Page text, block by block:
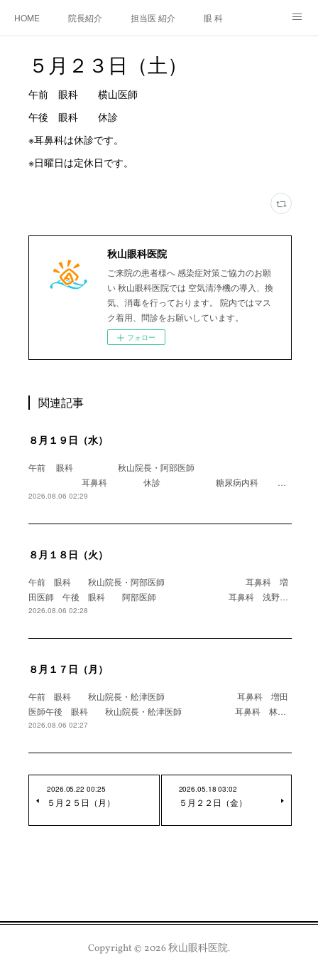
HOME 院長紹介 担当医 紹介 眼 科
アクセス ご相談・お問合せ
５月２３日（土）
午前 眼科 横山医師
午後 眼科 休診
※耳鼻科は休診です。
※日曜日は定休日です。
秋山眼科医院
ご来院の患者様へ 感染症対策ご協力のお願
い 秋山眼科医院では 空気清浄機の導入、換
気、消毒を行っております。 院内ではマス
ク着用、問診をお願いしています。
フォロー
関連記事
８月１９日（水）
午前 眼科 秋山院長・阿部医師
耳鼻科 休診 糖尿病内科 …
2026.08.06 02:29
８月１８日（火）
午前 眼科 秋山院長・阿部医師 耳鼻科 増
田医師 午後 眼科 阿部医師 耳鼻科 浅野…
2026.08.06 02:28
８月１７日（月）
午前 眼科 秋山院長・舩津医師 耳鼻科 増田
医師午後 眼科 秋山院長・舩津医師 耳鼻科 林…
2026.08.06 02:27
2026.05.22 00:25
５月２５日（月）
2026.05.18 03:02
５月２２日（金）
Copyright © 2026秋山眼科医院.